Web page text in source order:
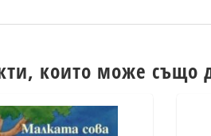
които може също